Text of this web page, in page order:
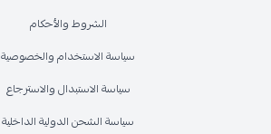
الشروط والأحكام
سياسة الاستخدام والخصوصية
سياسة الاستبدال والاسترجاع
سياسة الشحن الدولية الداخلية